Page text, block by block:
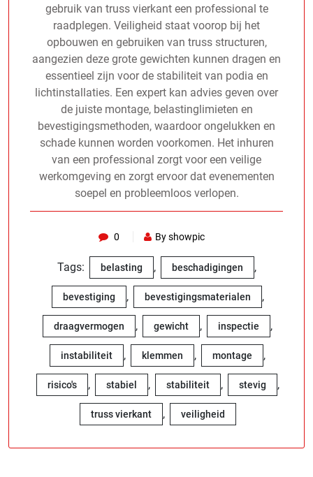
gebruik van truss vierkant een professional te
raadplegen. Veiligheid staat voorop bij het
opbouwen en gebruiken van truss structuren,
aangezien deze grote gewichten kunnen dragen en
essentieel zijn voor de stabiliteit van podia en
lichtinstallaties. Een expert kan advies geven over
de juiste montage, belastinglimieten en
bevestigingsmethoden, waardoor ongelukken en
schade kunnen worden voorkomen. Het inhuren
van een professional zorgt voor een veilige
werkomgeving en zorgt ervoor dat evenementen
soepel en probleemloos verlopen.
0 By showpic
Tags: belasting , beschadigingen ,
bevestiging , bevestigingsmaterialen ,
draagvermogen , gewicht , inspectie ,
instabiliteit , klemmen , montage ,
risico's , stabiel , stabiliteit , stevig ,
truss vierkant , veiligheid